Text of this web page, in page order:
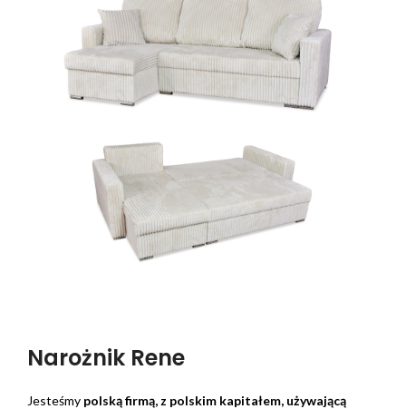
Narożnik Rene
Jesteśmy polską firmą, z polskim kapitałem, używającą